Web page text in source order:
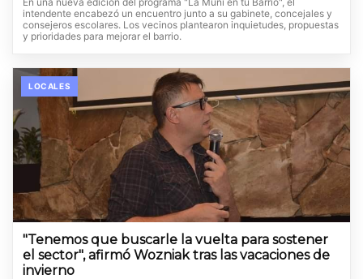
intendente encabezó un encuentro junto a su gabinete, concejales y
consejeros escolares. Los vecinos plantearon inquietudes, propuestas
y prioridades para mejorar el barrio.
LOCALES
"Tenemos que buscarle la vuelta para sostener
el sector", afirmó Wozniak tras las vacaciones de
invierno